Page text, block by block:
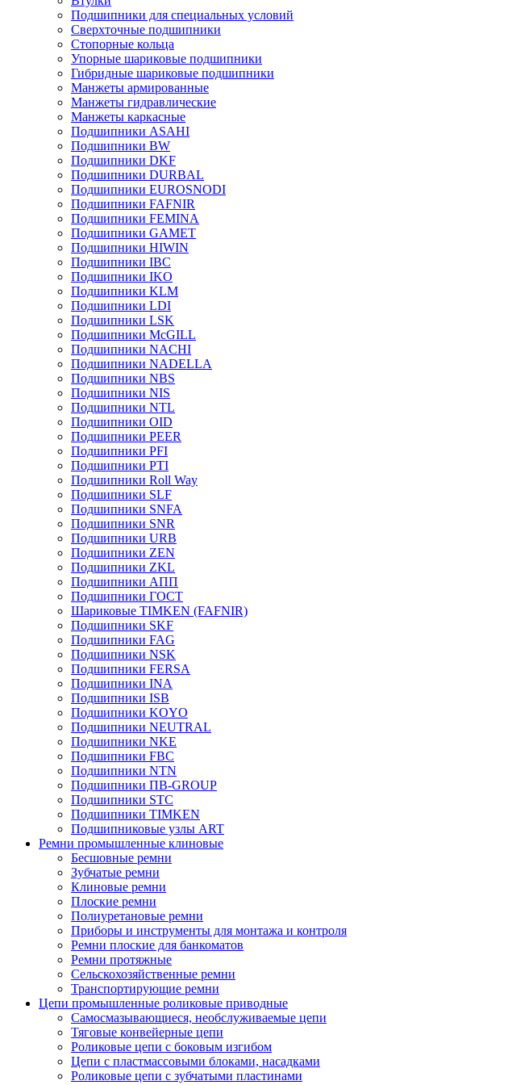
Подшипники для специальных условий
Сверхточные подшипники
Стопорные кольца
Упорные шариковые подшипники
Гибридные шариковые подшипники
Манжеты армированные
Манжеты гидравлические
Манжеты каркасные
Подшипники ASAHI
Подшипники BW
Подшипники DKF
Подшипники DURBAL
Подшипники EUROSNODI
Подшипники FAFNIR
Подшипники FEMINA
Подшипники GAMET
Подшипники HIWIN
Подшипники IBC
Подшипники IKO
Подшипники KLM
Подшипники LDI
Подшипники LSK
Подшипники McGILL
Подшипники NACHI
Подшипники NADELLA
Подшипники NBS
Подшипники NIS
Подшипники NTL
Подшипники OID
Подшипники PEER
Подшипники PFI
Подшипники PTI
Подшипники Roll Way
Подшипники SLF
Подшипники SNFA
Подшипники SNR
Подшипники URB
Подшипники ZEN
Подшипники ZKL
Подшипники АПП
Подшипники ГОСТ
Шариковые ТІMKEN (FAFNIR)
Подшипники SKF
Подшипники FAG
Подшипники NSK
Подшипники FERSA
Подшипники INA
Подшипники ISB
Подшипники KOYO
Подшипники NEUTRAL
Подшипники NKE
Подшипники FBC
Подшипники NTN
Подшипники ПВ-GROUP
Подшипники STC
Подшипники TIMKEN
Подшипниковые узлы ART
Ремни промышленные клиновые
Бесшовные ремни
Зубчатые ремни
Клиновые ремни
Плоские ремни
Полиуретановые ремни
Приборы и инструменты для монтажа и контроля
Ремни плоские для банкоматов
Ремни протяжные
Сельскохозяйственные ремни
Транспортирующие ремни
Цепи промышленные роликовые приводные
Самосмазывающиеся, необслуживаемые цепи
Тяговые конвейерные цепи
Роликовые цепи с боковым изгибом
Цепи с пластмассовыми блоками, насадками
Роликовые цепи с зубчатыми пластинами